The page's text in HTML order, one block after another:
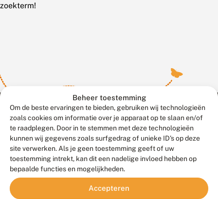
Beheer toestemming
Om de beste ervaringen te bieden, gebruiken wij technologieën
zoals cookies om informatie over je apparaat op te slaan en/of
te raadplegen. Door in te stemmen met deze technologieën
kunnen wij gegevens zoals surfgedrag of unieke ID's op deze
site verwerken. Als je geen toestemming geeft of uw
toestemming intrekt, kan dit een nadelige invloed hebben op
bepaalde functies en mogelijkheden.
Accepteren
zoekterm!
Contact
Veelgestelde vragen
Meld waarnemingen© 2026 Vlinderstichting
Duurzaam ontwikkeld door
Go2People
, ontworpen door
Blue Field Agency
Privacy
Disclaimer
Sitemap